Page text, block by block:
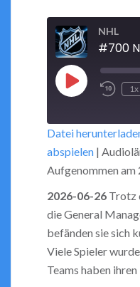
NHL
#700
Play
1x
RSS FEED
SHARE
EMBED
Datei
abspielen |
Aufgenommen am
2026-06-26 Trotz
die General
befänden sie sich
Viele Spieler
Teams haben